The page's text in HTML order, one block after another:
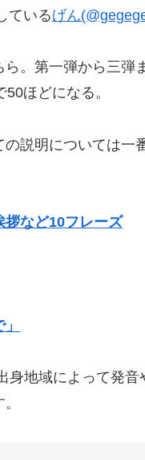
ているげん
。第一弾から三弾
ほどになる。
説明については一
拶など10フレーズ
地域によって発